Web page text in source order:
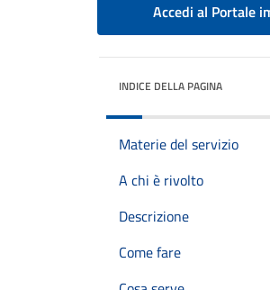
Accedi al Portale
INDICE DELLA PAGINA
Materie del servizio
A chi è rivolto
Descrizione
Come fare